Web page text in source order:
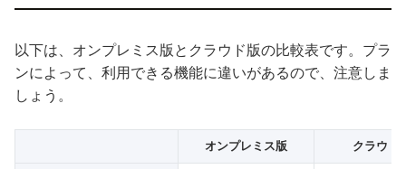
以下は、オンプレミス版とクラウド版の比較表です。プラ
ンによって、利用できる機能に違いがあるので、注意しま
しょう。
オンプレミス版 クラウド